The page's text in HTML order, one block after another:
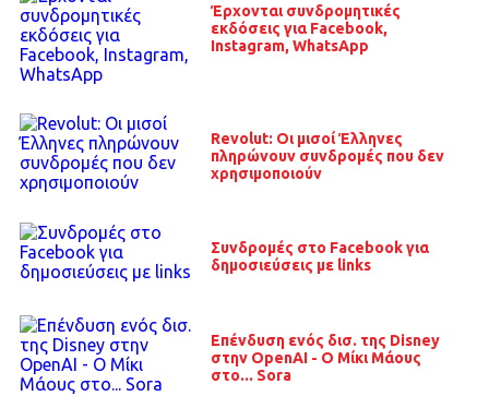
Έρχονται συνδρομητικές
εκδόσεις για Facebook,
Instagram, WhatsApp
Revolut: Οι μισοί Έλληνες
πληρώνουν συνδρομές που δεν
χρησιμοποιούν
Συνδρομές στο Facebook για
δημοσιεύσεις με links
Επένδυση ενός δισ. της Disney
στην OpenAI - Ο Μίκι Μάους
στο... Sora